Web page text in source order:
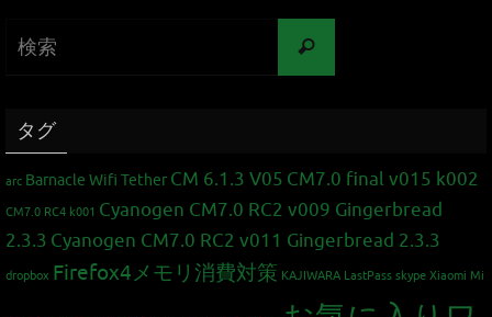
タグ
arc Barnacle Wifi Tether CM 6.1.3 V05 CM7.0 final v015 k002
CM7.0 RC4 k001 Cyanogen CM7.0 RC2 v009 Gingerbread
2.3.3 Cyanogen CM7.0 RC2 v011 Gingerbread 2.3.3
dropbox Firefox4メモリ消費対策 KAJIWARA LastPass skype Xiaomi Mi